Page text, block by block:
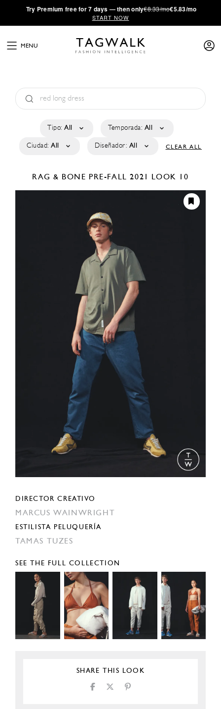
·Try Premium free for 7 days — then only€8.33/mo€5.83/mo
START NOW
MENU
Tipo: All Temporada: All
Ciudad: All Diseñador: All CLEAR ALL
RAG & BONE PRE-FALL 2021 LOOK 10
DIRECTOR CREATIVO
MARCUS WAINWRIGHT
ESTILISTA PELUQUERÍA
TAMAS TUZES
SEE THE FULL COLLECTION
SHARE THIS LOOK